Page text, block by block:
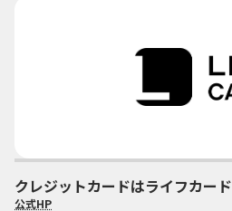
クレジットカードはライフカード
公式HP